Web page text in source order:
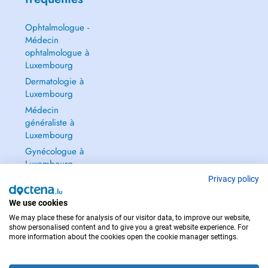
Lors de votre prise en charge, nous réalisons ou prescrivons les
examens radiologiques nécessaires. Nous complétons ces
informations par un examen clinique, que nous agrémentons si
nécessaire par des photographies intra et extra-orales.
Langues pratiquées dans notre centre :
luxembourgeoise - Français - Anglais - Allemand - Portugaise -
Espagnol
Ophtalmologue -
Médecin
ophtalmologue à
Luxembourg
Dermatologie à
Luxembourg
Médecin
généraliste à
Luxembourg
Gynécologue à
Luxembourg
POUR LES URGENCES, CONSULTEZ : 112
Privacy policy
We use cookies
We may place these for analysis of our visitor data, to improve our website,
show personalised content and to give you a great website experience. For
more information about the cookies open the cookie manager settings.